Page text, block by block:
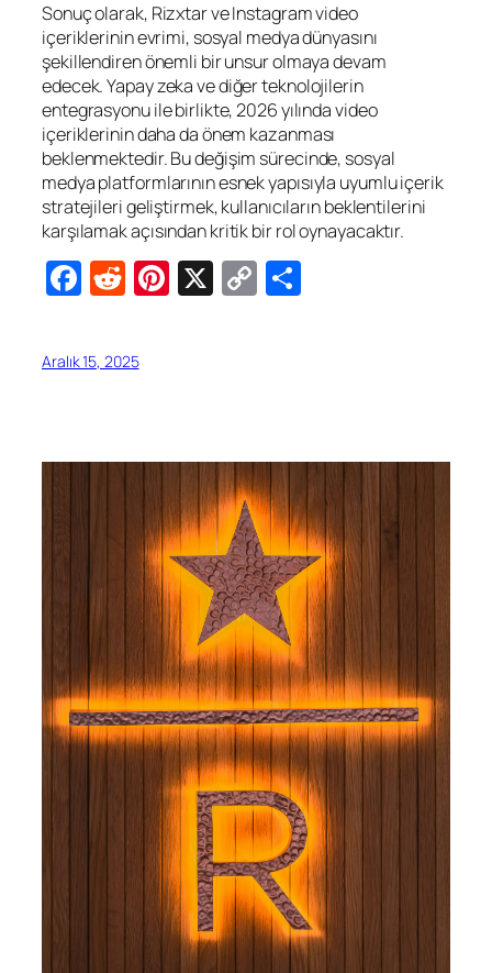
Sonuç olarak, Rizxtar ve Instagram video
içeriklerinin evrimi, sosyal medya dünyasını
şekillendiren önemli bir unsur olmaya devam
edecek. Yapay zeka ve diğer teknolojilerin
entegrasyonu ile birlikte, 2026 yılında video
içeriklerinin daha da önem kazanması
beklenmektedir. Bu değişim sürecinde, sosyal
medya platformlarının esnek yapısıyla uyumlu içerik
stratejileri geliştirmek, kullanıcıların beklentilerini
karşılamak açısından kritik bir rol oynayacaktır.
Facebook
Reddit
Pinterest
X Copy
Aralık 15, 2025